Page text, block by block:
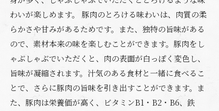
わいが楽しめます。 豚肉のとろける味わいは、肉質の柔
らかさや甘みがあるためです。また、独特の旨味がある
ので、素材本来の味を楽しむことができます。豚肉をし
ゃぶしゃぶでいただくと、肉の表面が白っぽく変色し、
旨味が凝縮されます。汁気のある食材と一緒に食べるこ
とで、さらに豚肉の旨味を引き出すことができます。ま
た、豚肉は栄養価が高く、ビタミンB1・B2・B6、鉄